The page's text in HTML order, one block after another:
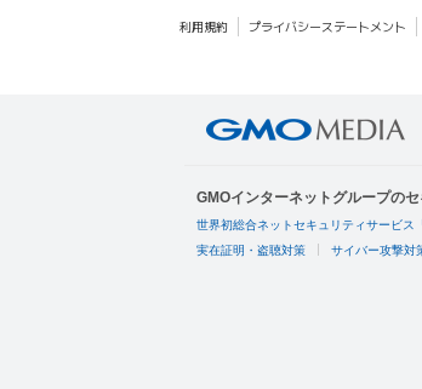
利用規約 プライバシーステートメント
GMOインターネットグループの
世界初総合ネットセキュリティサービス
実在証明・盗聴対策 サイバー攻撃対